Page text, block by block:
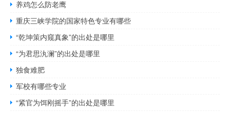
养鸡怎么防老鹰
重庆三峡学院的国家特色专业有哪些
“乾坤策内窥真象”的出处是哪里
“为君思汍澜”的出处是哪里
独食难肥
军校有哪些专业
“紧官为饵刚摇手”的出处是哪里